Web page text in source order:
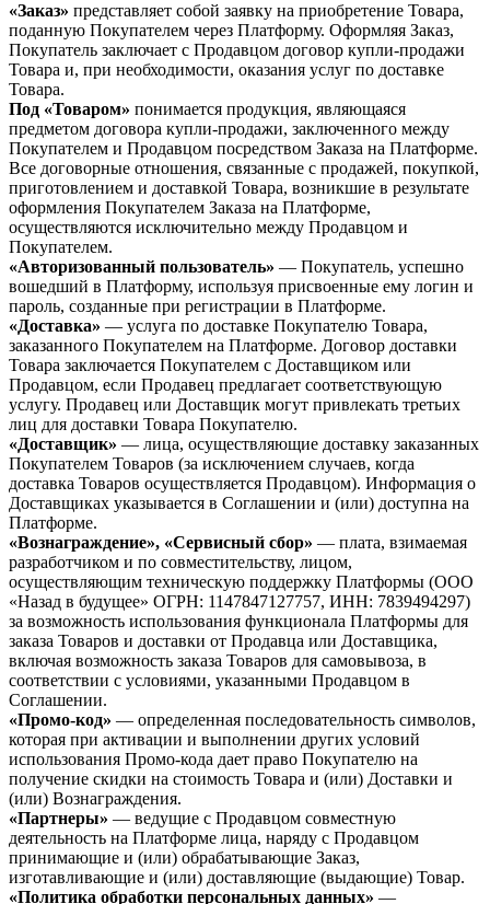
«Заказ» представляет собой заявку на приобретение Товара,
поданную Покупателем через Платформу. Оформляя Заказ,
Покупатель заключает с Продавцом договор купли-продажи
Товара и, при необходимости, оказания услуг по доставке
Товара.
Под «Товаром» понимается продукция, являющаяся
предметом договора купли-продажи, заключенного между
Покупателем и Продавцом посредством Заказа на Платформе.
Все договорные отношения, связанные с продажей, покупкой,
приготовлением и доставкой Товара, возникшие в результате
оформления Покупателем Заказа на Платформе,
осуществляются исключительно между Продавцом и
Покупателем.
«Авторизованный пользователь» — Покупатель, успешно
вошедший в Платформу, используя присвоенные ему логин и
пароль, созданные при регистрации в Платформе.
«Доставка» — услуга по доставке Покупателю Товара,
заказанного Покупателем на Платформе. Договор доставки
Товара заключается Покупателем с Доставщиком или
Продавцом, если Продавец предлагает соответствующую
услугу. Продавец или Доставщик могут привлекать третьих
лиц для доставки Товара Покупателю.
«Доставщик» — лица, осуществляющие доставку заказанных
Покупателем Товаров (за исключением случаев, когда
доставка Товаров осуществляется Продавцом). Информация о
Доставщиках указывается в Соглашении и (или) доступна на
Платформе.
«Вознаграждение», «Сервисный сбор» — плата, взимаемая
разработчиком и по совместительству, лицом,
осуществляющим техническую поддержку Платформы (ООО
«Назад в будущее» ОГРН: 1147847127757, ИНН: 7839494297)
за возможность использования функционала Платформы для
заказа Товаров и доставки от Продавца или Доставщика,
включая возможность заказа Товаров для самовывоза, в
соответствии с условиями, указанными Продавцом в
Соглашении.
«Промо-код» — определенная последовательность символов,
которая при активации и выполнении других условий
использования Промо-кода дает право Покупателю на
получение скидки на стоимость Товара и (или) Доставки и
(или) Вознаграждения.
«Партнеры» — ведущие с Продавцом совместную
деятельность на Платформе лица, наряду с Продавцом
принимающие и (или) обрабатывающие Заказ,
изготавливающие и (или) доставляющие (выдающие) Товар.
«Политика обработки персональных данных» —